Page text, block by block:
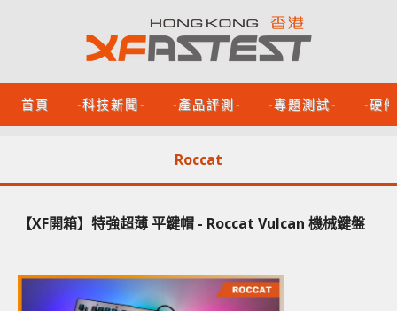
首頁 -科技新聞- -產品評測- -專題測試- -硬
Roccat
【XF開箱】特強超薄 平鍵帽 - Roccat Vulcan 機械鍵盤